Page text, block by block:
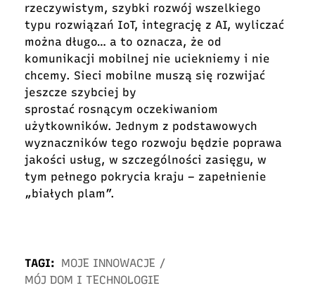
rzeczywistym, szybki rozwój wszelkiego
typu rozwiązań IoT, integrację z AI, wyliczać
można długo… a to oznacza, że od
komunikacji mobilnej nie uciekniemy i nie
chcemy. Sieci mobilne muszą się rozwijać
jeszcze szybciej by
sprostać rosnącym oczekiwaniom
użytkowników. Jednym z podstawowych
wyznaczników tego rozwoju będzie poprawa
jakości usług, w szczególności zasięgu, w
tym pełnego pokrycia kraju – zapełnienie
„białych plam”.
TAGI: MOJE INNOWACJE /
MÓJ DOM I TECHNOLOGIE